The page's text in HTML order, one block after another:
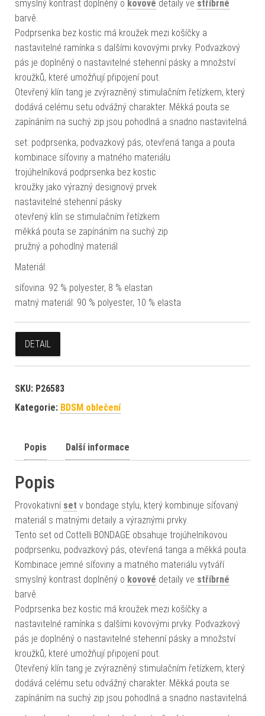
smyslný kontrast doplněný o kovové detaily ve stříbrné
barvě.
Podprsenka bez kostic má kroužek mezi košíčky a
nastavitelné ramínka s dalšími kovovými prvky. Podvazkový
pás je doplněný o nastavitelné stehenní pásky a množství
kroužků, které umožňují připojení pout.
Otevřený klín tang je zvýrazněný stimulačním řetízkem, který
dodává celému setu odvážný charakter. Měkká pouta se
zapínáním na suchý zip jsou pohodlná a snadno nastavitelná.
set: podprsenka, podvazkový pás, otevřená tanga a pouta
kombinace síťoviny a matného materiálu
trojúhelníková podprsenka bez kostic
kroužky jako výrazný designový prvek
nastavitelné stehenní pásky
otevřený klín se stimulačním řetízkem
měkká pouta se zapínáním na suchý zip
pružný a pohodlný materiál
Materiál:
síťovina: 92 % polyester, 8 % elastan
matný materiál: 90 % polyester, 10 % elasta
DETAIL
SKU: P26583
Kategorie: BDSM oblečení
Popis Další informace
Popis
Provokativní set v bondage stylu, který kombinuje síťovaný
materiál s matnými detaily a výraznými prvky.
Tento set od Cottelli BONDAGE obsahuje trojúhelníkovou
podprsenku, podvazkový pás, otevřená tanga a měkká pouta.
Kombinace jemné síťoviny a matného materiálu vytváří
smyslný kontrast doplněný o kovové detaily ve stříbrné
barvě.
Podprsenka bez kostic má kroužek mezi košíčky a
nastavitelné ramínka s dalšími kovovými prvky. Podvazkový
pás je doplněný o nastavitelné stehenní pásky a množství
kroužků, které umožňují připojení pout.
Otevřený klín tang je zvýrazněný stimulačním řetízkem, který
dodává celému setu odvážný charakter. Měkká pouta se
zapínáním na suchý zip jsou pohodlná a snadno nastavitelná.